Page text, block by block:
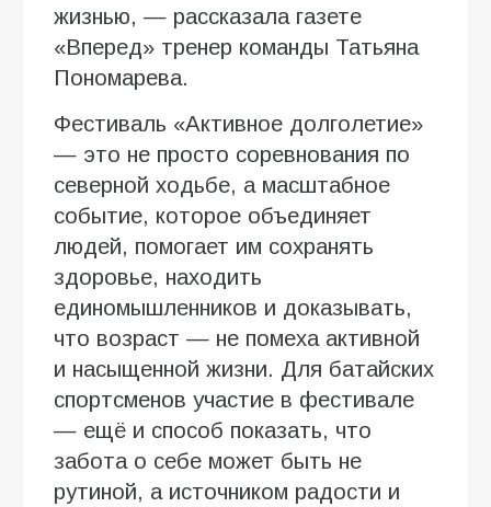
жизнью, — рассказала газете
«Вперед» тренер команды Татьяна
Пономарева.
Фестиваль «Активное долголетие»
— это не просто соревнования по
северной ходьбе, а масштабное
событие, которое объединяет
людей, помогает им сохранять
здоровье, находить
единомышленников и доказывать,
что возраст — не помеха активной
и насыщенной жизни. Для батайских
спортсменов участие в фестивале
— ещё и способ показать, что
забота о себе может быть не
рутиной, а источником радости и